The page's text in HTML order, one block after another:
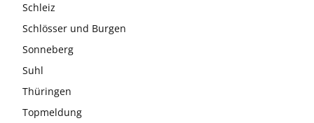
Schleiz
Schlösser und Burgen
Sonneberg
Suhl
Thüringen
Topmeldung